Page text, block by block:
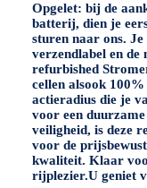
Menge
Opgelet: bij de
batterij, dien je
sturen naar ons.
verzendlabel en de
refurbished
cellen alsook 100%
actieradius die je
voor een
veiligheid, is deze
voor de
kwaliteit. Klaar
rijplezier.U geniet